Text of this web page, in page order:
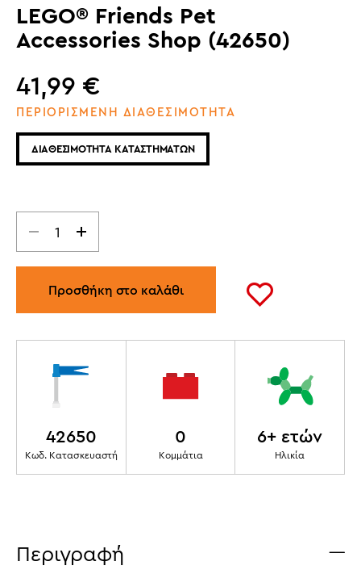
LEGO® Friends Pet
Accessories Shop (42650)
41,99 €
ΠΕΡΙΟΡΙΣΜΕΝΗ ΔΙΑΘΕΣΙΜΟΤΗΤΑ
ΔΙΑΘΕΣΙΜΟΤΗΤΑ ΚΑΤΑΣΤΗΜΑΤΩΝ
Προσθήκη στο καλάθι
42650
Κωδ. Κατασκευαστή
0
Κομμάτια
6+ ετών
Ηλικία
Περιγραφή